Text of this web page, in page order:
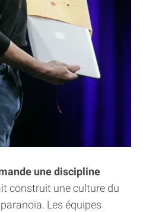
une discipline
construit une culture du
Les équipes